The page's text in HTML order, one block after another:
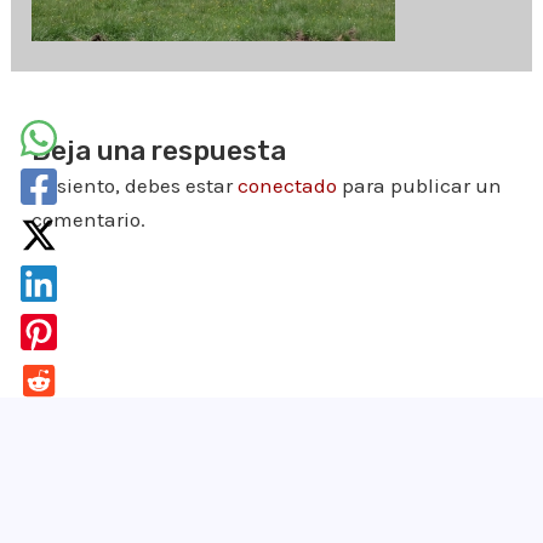
Deja una respuesta
Lo siento, debes estarconectado para publicar un
comentario.